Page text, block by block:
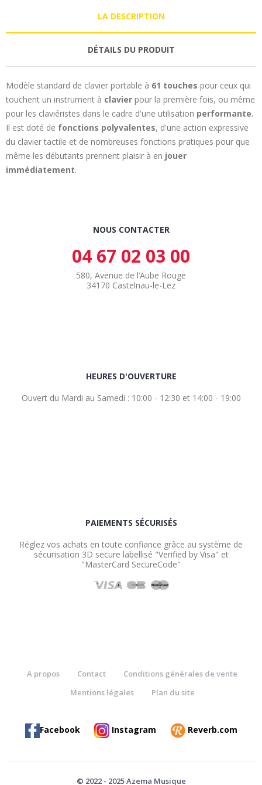
LA DESCRIPTION
DÉTAILS DU PRODUIT
Modèle standard de clavier portable à 61 touches pour ceux qui
touchent un instrument à clavier pour la première fois, ou même
pour les claviéristes dans le cadre d'une utilisation performante.
Il est doté de fonctions polyvalentes, d'une action expressive
du clavier tactile et de nombreuses fonctions pratiques pour que
même les débutants prennent plaisir à en jouer
immédiatement.
NOUS CONTACTER
04 67 02 03 00
580, Avenue de l’Aube Rouge
34170 Castelnau-le-Lez
HEURES D'OUVERTURE
Ouvert du Mardi au Samedi : 10:00 - 12:30 et 14:00 - 19:00
PAIEMENTS SÉCURISÉS
Réglez vos achats en toute confiance grâce au système de
sécurisation 3D secure labellisé "Verified by Visa" et
"MasterCard SecureCode"
A propos Contact
Conditions générales de vente
Mentions légales
Plan du site
Facebook Instagram Reverb.com
© 2022 - 2025 Azema Musique